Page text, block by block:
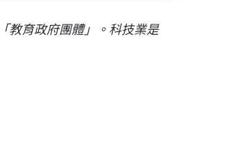
教育政府團體」。科技業是